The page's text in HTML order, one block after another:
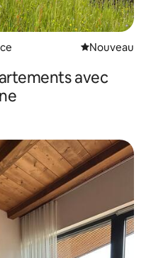
Nouvel
Nouveau
avec